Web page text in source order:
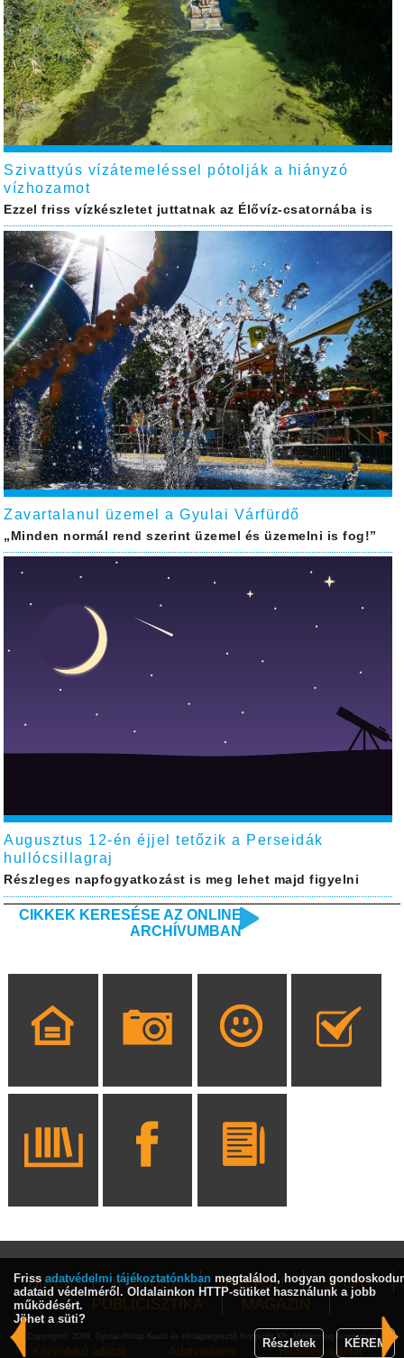
Szivattyús vízátemeléssel pótolják a hiányzó
vízhozamot
Ezzel friss vízkészletet juttatnak az Élővíz-csatornába is
Zavartalanul üzemel a Gyulai Várfürdő
„Minden normál rend szerint üzemel és üzemelni is fog!”
Augusztus 12-én éjjel tetőzik a Perseidák
hullócsillagraj
Részleges napfogyatkozást is meg lehet majd figyelni
CIKKEK KERESÉSE AZ ONLINE
ARCHÍVUMBAN
HÍREK KULTÚRA INTERJÚ
SPORT
PUBLICISZTIKA
MAGAZIN
Copyright© 2009, Gyulai Hírlap Kiadó és Hírlapterjesztő Nonprofit Kft. Minden jog fenntartva!
Közérdekű adatok Adatvédelem
Hirdetési ajánlat
Friss adatvédelmi tájékoztatónkban megtalálod, hogyan
adataid védelméről. Oldalainkon HTTP-sütiket használunk a jobb
működésért.
Jöhet a süti?
Részletek
KÉREM